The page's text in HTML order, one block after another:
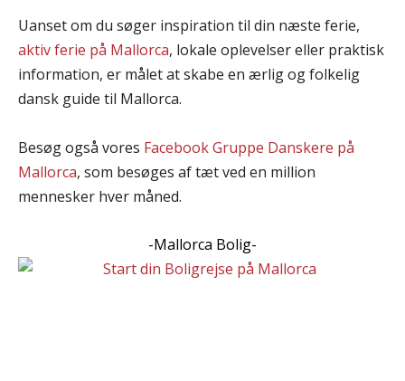
Uanset om du søger inspiration til din næste ferie,
aktiv ferie på Mallorca, lokale oplevelser eller praktisk
information, er målet at skabe en ærlig og folkelig
dansk guide til Mallorca.
Besøg også vores Facebook Gruppe Danskere på
Mallorca, som besøges af tæt ved en million
mennesker hver måned.
-Mallorca Bolig-